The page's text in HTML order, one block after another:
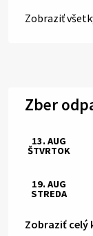
Zobraziť
Zber
13. AUG
ŠTVRTOK
19. AUG
STREDA
Zobraziť celý